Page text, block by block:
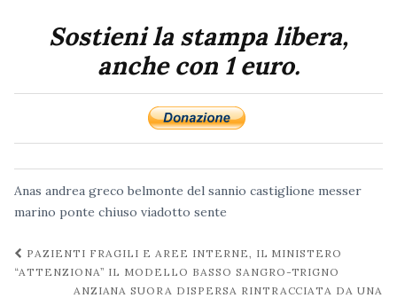
Sostieni la stampa libera,
anche con 1 euro.
Anas andrea greco belmonte del sannio castiglione messer
marino ponte chiuso viadotto sente
Navigazione
post
PAZIENTI FRAGILI E AREE INTERNE, IL MINISTERO
“ATTENZIONA” IL MODELLO BASSO SANGRO-TRIGNO
ANZIANA SUORA DISPERSA RINTRACCIATA DA UNA